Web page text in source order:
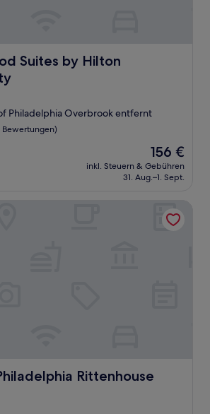
Suites by Hilton
by Hilton University City
Philadelphia Overbrook entfernt
Bewertungen)
Der
Preis
beträgt
156 €
inkl. Steuern & Gebühren
31. Aug.–1. Sept.
Rittenhouse
Rittenhouse Square